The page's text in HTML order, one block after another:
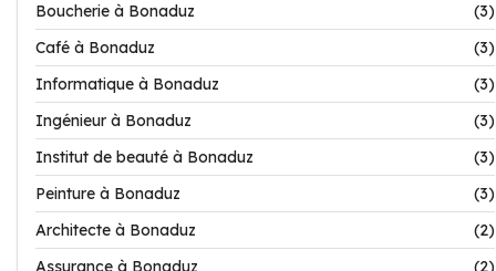
Boucherie à Bonaduz
(3)
Café à Bonaduz
(3)
Informatique à Bonaduz
(3)
Ingénieur à Bonaduz
(3)
Institut de beauté à Bonaduz
(3)
Peinture à Bonaduz
(3)
Architecte à Bonaduz
(2)
Assurance à Bonaduz
(2)